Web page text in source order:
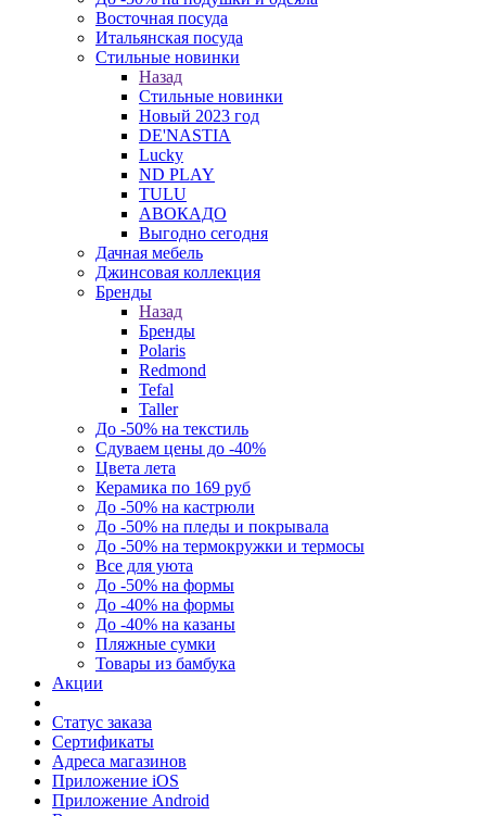
Восточная посуда
Итальянская посуда
Стильные новинки
Назад
Стильные новинки
Новый 2023 год
DE'NASTIA
Lucky
ND PLAY
TULU
АВОКАДО
Выгодно сегодня
Дачная мебель
Джинсовая коллекция
Бренды
Назад
Бренды
Polaris
Redmond
Tefal
Taller
До -50% на текстиль
Сдуваем цены до -40%
Цвета лета
Керамика по 169 руб
До -50% на кастрюли
До -50% на пледы и покрывала
До -50% на термокружки и термосы
Все для уюта
До -50% на формы
До -40% на формы
До -40% на казаны
Пляжные сумки
Товары из бамбука
Акции
Статус заказа
Сертификаты
Адреса магазинов
Приложение iOS
Приложение Android